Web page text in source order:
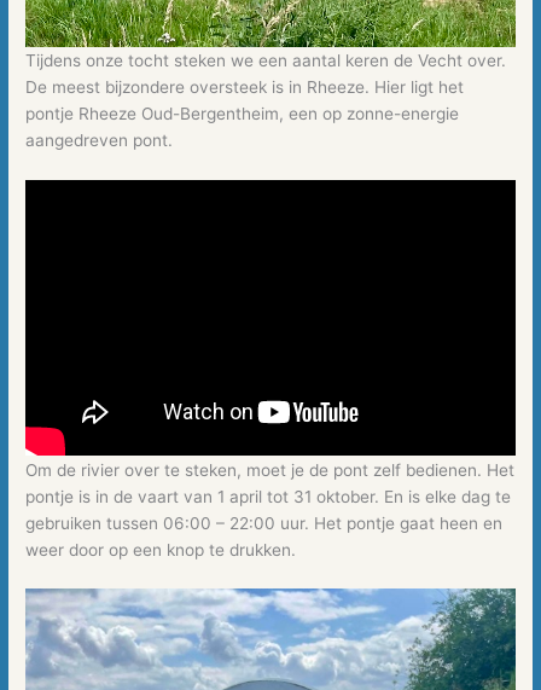
Tijdens onze tocht steken we een aantal keren de Vecht over.
De meest bijzondere oversteek is in Rheeze. Hier ligt het
pontje Rheeze Oud-Bergentheim, een op zonne-energie
aangedreven pont.
Om de rivier over te steken, moet je de pont zelf bedienen. Het
pontje is in de vaart van 1 april tot 31 oktober. En is elke dag te
gebruiken tussen 06:00 – 22:00 uur. Het pontje gaat heen en
weer door op een knop te drukken.